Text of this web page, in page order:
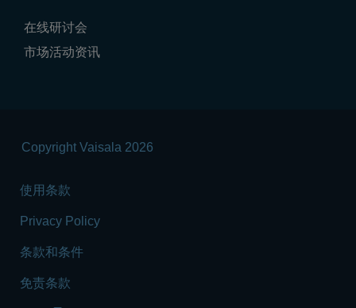
在线研讨会
市场活动资讯
Copyright Vaisala 2026
使用条款
Privacy Policy
条款和条件
免责条款